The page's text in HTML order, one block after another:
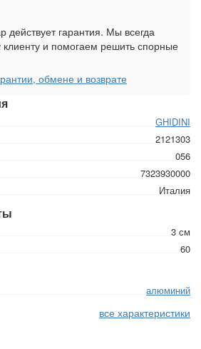
GHIDINI
2121303
056
7323930000
Италия
3 см
60
алюминий
все характеристики
действует гарантия. Мы всегда
клиенту и помогаем решить спорные
обмене и возврате